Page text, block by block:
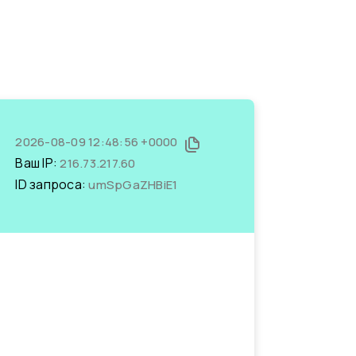
2026-08-09 12:48:56 +0000
Ваш IP:216.73.217.60
ID запроса:umSpGaZHBiE1